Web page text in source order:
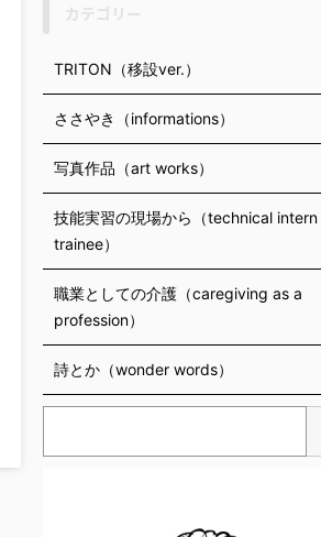
TRITON（移設ver.）
ささやき（informations）
写真作品（art works）
技能実習の現場から（technical intern
trainee）
職業としての介護（caregiving as a
profession）
詩とか（wonder words）